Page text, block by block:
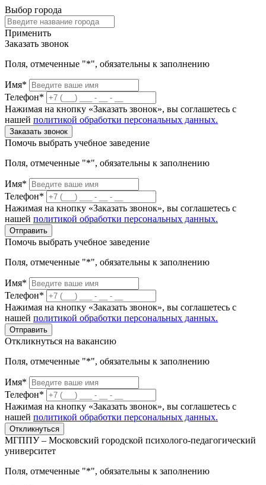
Выбор города
Применить
Заказать звонок
Поля, отмеченные "*", обязательны к заполнению
Имя*
Телефон*
Нажимая на кнопку «Заказать звонок», вы соглашетесь с
нашей политикой обработки персональных данных.
Заказать звонок
Помочь выбрать учебное заведение
Поля, отмеченные "*", обязательны к заполнению
Имя*
Телефон*
Нажимая на кнопку «Заказать звонок», вы соглашетесь с
нашей политикой обработки персональных данных.
Отправить
Помочь выбрать учебное заведение
Поля, отмеченные "*", обязательны к заполнению
Имя*
Телефон*
Нажимая на кнопку «Заказать звонок», вы соглашетесь с
нашей политикой обработки персональных данных.
Отправить
Откликнуться на вакансию
Поля, отмеченные "*", обязательны к заполнению
Имя*
Телефон*
Нажимая на кнопку «Заказать звонок», вы соглашетесь с
нашей политикой обработки персональных данных.
Откликнуться
МГППУ – Московский городской психолого-педагогический
университет
Поля, отмеченные "*", обязательны к заполнению